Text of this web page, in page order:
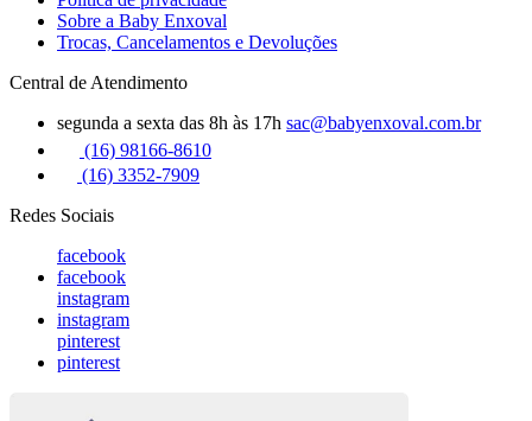
Sobre a Baby Enxoval
Trocas, Cancelamentos e Devoluções
Central de Atendimento
segunda a sexta das 8h às 17h sac@babyenxoval.com.br
(16) 98166-8610
(16) 3352-7909
Redes Sociais
facebook
facebook
instagram
instagram
pinterest
pinterest